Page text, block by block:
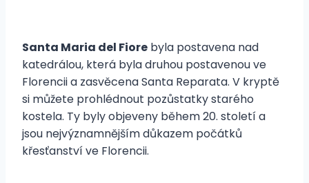
Santa Maria del Fiore byla postavena nad
katedrálou, která byla druhou postavenou ve
Florencii a zasvěcena Santa Reparata. V kryptě
si můžete prohlédnout pozůstatky starého
kostela. Ty byly objeveny během 20. století a
jsou nejvýznamnějším důkazem počátků
křesťanství ve Florencii.